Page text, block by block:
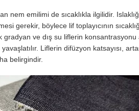
nem emilimi de sıcaklıkla ilgilidir.
gerekir, böylece lif toplayıcının
gradyan ve dış su liflerin
Liflerin difüzyon katsayısı,
belirgindir.